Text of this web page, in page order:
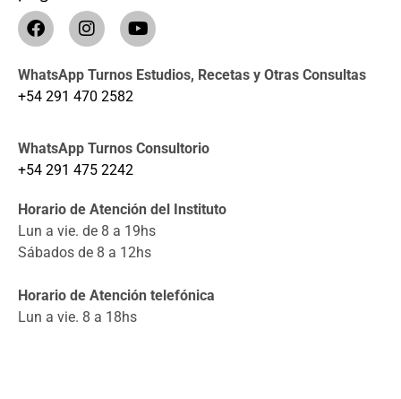
WhatsApp Turnos Estudios, Recetas y Otras Consultas
+54 291 470 2582
WhatsApp Turnos Consultorio
+54 291 475 2242
Horario de Atención del Instituto
Lun a vie. de 8 a 19hs
Sábados de 8 a 12hs
Horario de Atención telefónica
Lun a vie. 8 a 18hs